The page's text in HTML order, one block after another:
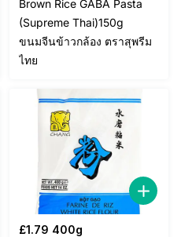
Brown Rice GABA Pasta
(Supreme Thai)150g
ขนมจีนข้าวกล้อง ตราสุพรีม
ไทย
£1.79 400g